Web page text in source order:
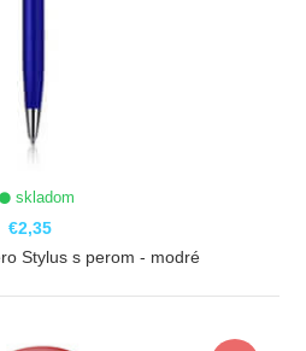
skladom
€2,35
Stylus s perom - modré